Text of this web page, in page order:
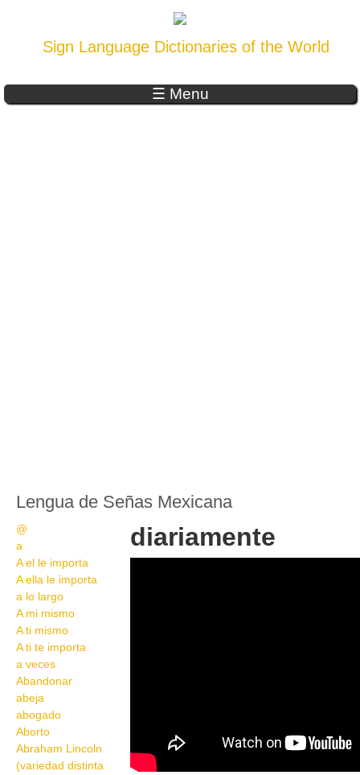
Sign Language Dictionaries of the World
☰ Menu
Lengua de Señas Mexicana
@
a
A el le importa
A ella le importa
a lo largo
A mi mismo
A ti mismo
A ti te importa
a veces
Abandonar
abeja
abogado
Aborto
Abraham Lincoln
(variedad distinta
diariamente